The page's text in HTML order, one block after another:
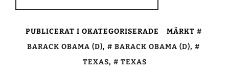
PUBLICERAT I OKATEGORISERADE
MÄRKT
BARACK OBAMA (D), BARACK OBAMA (D),
TEXAS, TEXAS